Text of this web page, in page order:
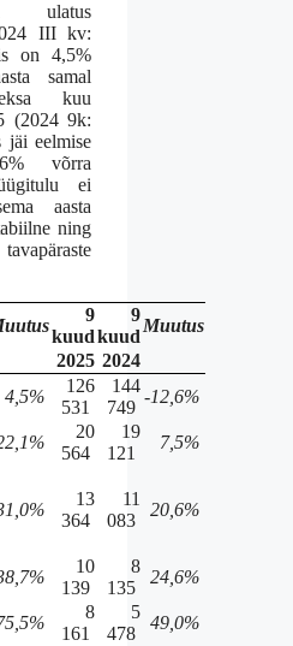
ulatus
III kv:
on 4,5%
samal
kuu
(2024 9k:
jäi eelmise
võrra
ei
aasta
ning
9
kuud
9
kuud
Muutus
2025 2024
4,5%
126
531
144
749
-12,6%
20
564
19
121
7,5%
13
364
11
083
20,6%
10
139
8
135
24,6%
8
161
5
478
49,0%